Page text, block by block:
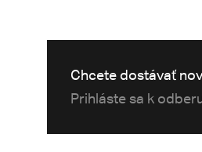
Chcete dostávať
Prihláste sa k